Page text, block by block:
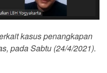
kasus penangkapan
pada Sabtu (24/4/2021).